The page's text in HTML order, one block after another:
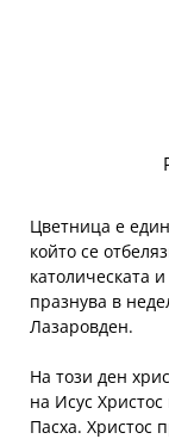
Цветница е
който се
католическата
празнува в
Лазаровден.
На този ден
на Исус
Пасха. Христос